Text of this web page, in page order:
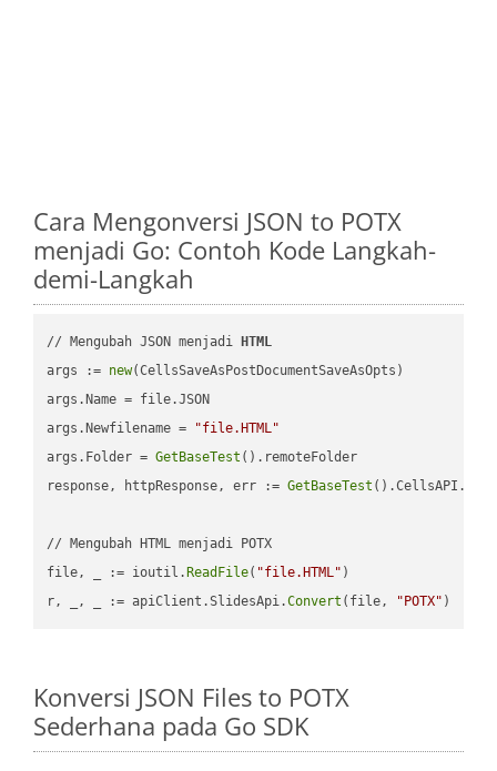
Cara Mengonversi JSON to POTX
menjadi Go: Contoh Kode Langkah-
demi-Langkah
// Mengubah JSON menjadi
HTML
args := new(CellsSaveAsPostDocumentSaveAsOpts)
args.Name = file.JSON
args.Newfilename =
"file.HTML"
args.Folder = GetBaseTest ().remoteFolder
response, httpResponse, err := GetBaseTest ().CellsAPI.
// Mengubah HTML menjadi POTX
file, _ := ioutil. ReadFile( "file.HTML" )
r, _, _ := apiClient.SlidesApi.Convert (file, "POTX"
Konversi JSON Files to POTX
Sederhana pada Go SDK